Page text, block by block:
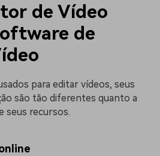
de Vídeo
de
para editar vídeos, seus
são tão diferentes quanto a
seus recursos.